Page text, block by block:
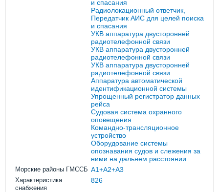
и спасания
Радиолокационный ответчик,
Передатчик АИС для целей поиска
и спасания
УКВ аппаратура двусторонней
радиотелефонной связи
УКВ аппаратура двусторонней
радиотелефонной связи
УКВ аппаратура двусторонней
радиотелефонной связи
Аппаратура автоматической
идентификационной системы
Упрощенный регистратор данных
рейса
Судовая система охранного
оповещения
Командно-трансляционное
устройство
Оборудование системы
опознавания судов и слежения за
ними на дальнем расстоянии
Морские районы ГМССБ A1+A2+A3
Характеристика
снабжения
826